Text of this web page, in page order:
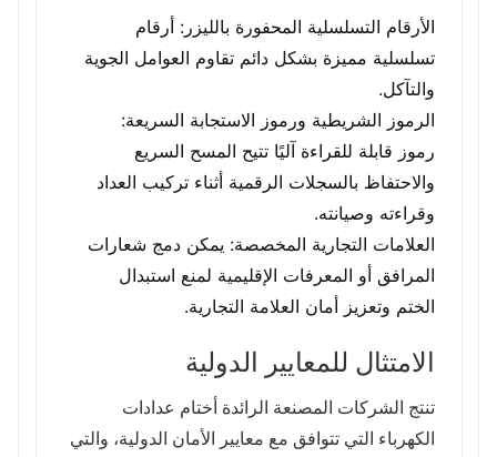
الأرقام التسلسلية المحفورة بالليزر: أرقام
تسلسلية مميزة بشكل دائم تقاوم العوامل الجوية
والتآكل.
الرموز الشريطية ورموز الاستجابة السريعة:
رموز قابلة للقراءة آليًا تتيح المسح السريع
والاحتفاظ بالسجلات الرقمية أثناء تركيب العداد
وقراءته وصيانته.
العلامات التجارية المخصصة: يمكن دمج شعارات
المرافق أو المعرفات الإقليمية لمنع استبدال
الختم وتعزيز أمان العلامة التجارية.
الامتثال للمعايير الدولية
تنتج الشركات المصنعة الرائدة أختام عدادات
الكهرباء التي تتوافق مع معايير الأمان الدولية، والتي